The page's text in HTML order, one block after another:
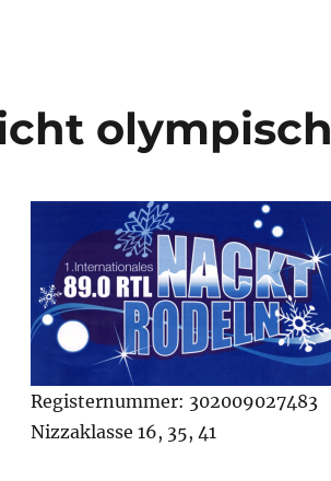
olympisch
Registernummer: 302009027483
Nizzaklasse 16, 35, 41